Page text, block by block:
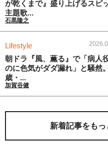
が乾くまで』盛り上げるスピ
主題歌...
石黒隆之
Lifestyle
朝ドラ『風、薫る』で「病人
のに色気がダダ漏れ」と騒然
歳・...
加賀谷健
新着記事をもっ